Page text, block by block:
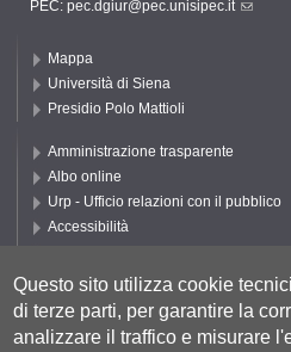
PEC: pec.dgiur@pec.unisipec.it
Mappa
Università di Siena
Presidio Polo Mattioli
Amministrazione trasparente
Albo online
Urp - Ufficio relazioni con il pubblico
Accessibilità
Cookie settings
Segui UNISI
Questo sito utilizza cookie
di terze parti, per garantire la
analizzare il traffico e misurare